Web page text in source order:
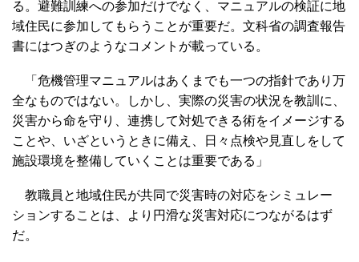
る。避難訓練への参加だけでなく、マニュアルの検証に地
域住民に参加してもらうことが重要だ。文科省の調査報告
書にはつぎのようなコメントが載っている。
「危機管理マニュアルはあくまでも一つの指針であり万
全なものではない。しかし、実際の災害の状況を教訓に、
災害から命を守り、連携して対処できる術をイメージする
ことや、いざというときに備え、日々点検や見直しをして
施設環境を整備していくことは重要である」
教職員と地域住民が共同で災害時の対応をシミュレー
ションすることは、より円滑な災害対応につながるはず
だ。